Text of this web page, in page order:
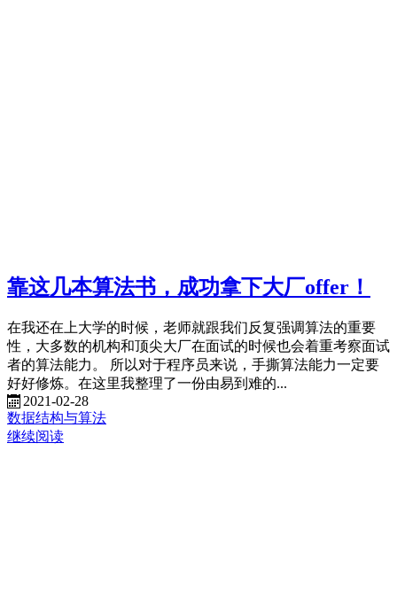
靠这几本算法书，成功拿下大厂offer！
在我还在上大学的时候，老师就跟我们反复强调算法的重要
性，大多数的机构和顶尖大厂在面试的时候也会着重考察面试
者的算法能力。 所以对于程序员来说，手撕算法能力一定要
好好修炼。在这里我整理了一份由易到难的...
2021-02-28
数据结构与算法
继续阅读